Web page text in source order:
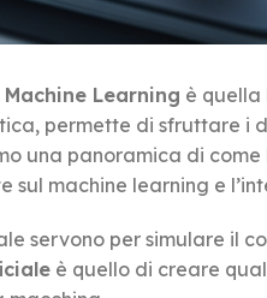
Machine Learning è quella
permette di sfruttare i
una panoramica di come
sul machine learning e
servono per simulare il
è quello di creare